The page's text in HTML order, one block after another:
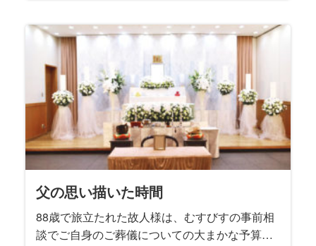
す。
父の思い描いた時間
88歳で旅立たれた故人様は、むすびすの事前相
談でご自身のご葬儀についての大まかな予算や